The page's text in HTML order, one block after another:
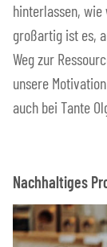
hinterlassen,
großartig ist es,
Weg zur
unsere
auch bei Tante
Nachhaltiges